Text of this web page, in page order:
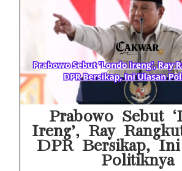
Prabowo Sebut
Ireng’, Ray
DPR Bersikap,
Politiknya